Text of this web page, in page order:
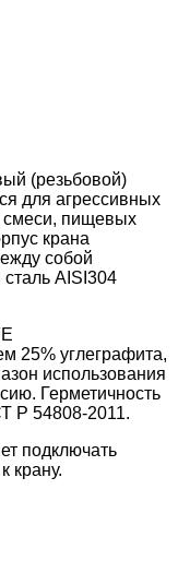
(резьбовой)
для агрессивных
смеси, пищевых
крана
собой
AISI304
25% углеграфита,
использования
Герметичность
Р 54808-2011.
подключать
крану.